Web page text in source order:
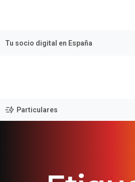
Tu socio digital en España
Particulares